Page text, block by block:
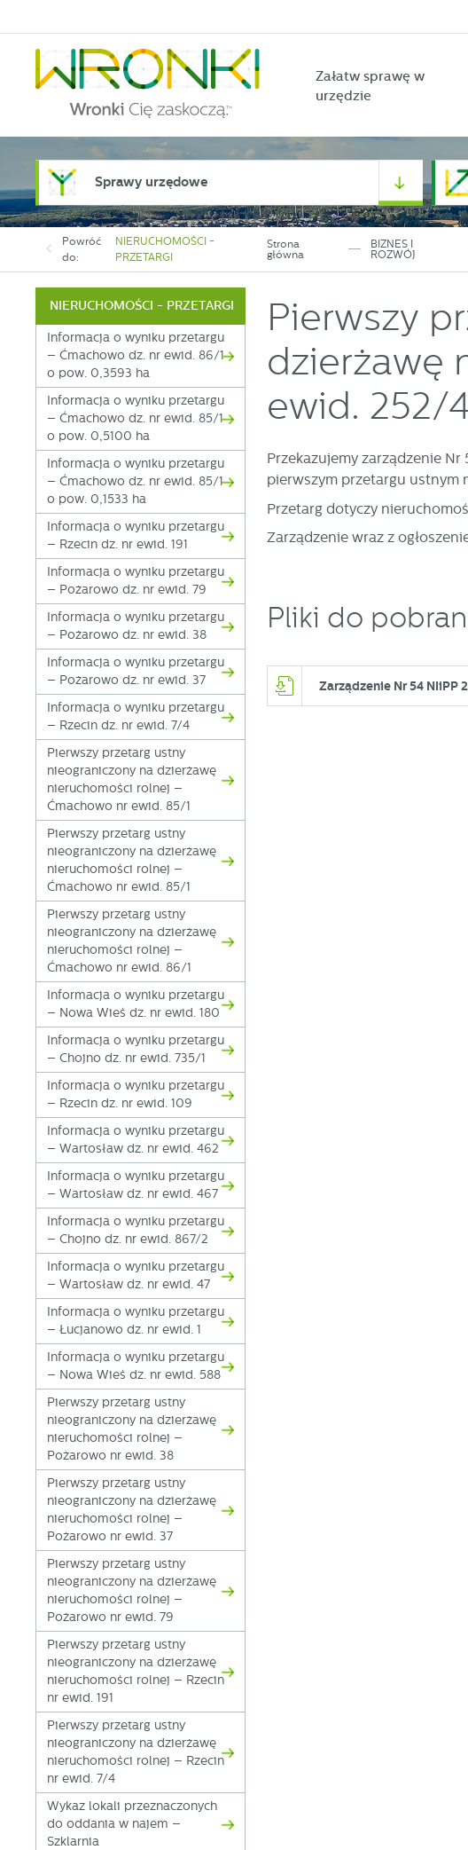
Załatw sprawę w
urzędzie
Sprawy urzędowe
Powróć
do:
NIERUCHOMOŚCI -
PRZETARGI
Strona
główna
BIZNES I
ROZWÓJ
NIERUCHOMOŚCI - PRZETARGI
Informacja o wyniku przetargu
– Ćmachowo dz. nr ewid. 86/1
o pow. 0,3593 ha
Informacja o wyniku przetargu
– Ćmachowo dz. nr ewid. 85/1
o pow. 0,5100 ha
Informacja o wyniku przetargu
– Ćmachowo dz. nr ewid. 85/1
o pow. 0,1533 ha
Informacja o wyniku przetargu
– Rzecin dz. nr ewid. 191
Informacja o wyniku przetargu
– Pożarowo dz. nr ewid. 79
Informacja o wyniku przetargu
– Pożarowo dz. nr ewid. 38
Informacja o wyniku przetargu
– Pożarowo dz. nr ewid. 37
Informacja o wyniku przetargu
– Rzecin dz. nr ewid. 7/4
Pierwszy przetarg ustny
nieograniczony na dzierżawę
nieruchomości rolnej –
Ćmachowo nr ewid. 85/1
Pierwszy przetarg ustny
nieograniczony na dzierżawę
nieruchomości rolnej –
Ćmachowo nr ewid. 85/1
Pierwszy przetarg ustny
nieograniczony na dzierżawę
nieruchomości rolnej –
Ćmachowo nr ewid. 86/1
Informacja o wyniku przetargu
– Nowa Wieś dz. nr ewid. 180
Informacja o wyniku przetargu
– Chojno dz. nr ewid. 735/1
Informacja o wyniku przetargu
– Rzecin dz. nr ewid. 109
Informacja o wyniku przetargu
– Wartosław dz. nr ewid. 462
Informacja o wyniku przetargu
– Wartosław dz. nr ewid. 467
Informacja o wyniku przetargu
– Chojno dz. nr ewid. 867/2
Informacja o wyniku przetargu
– Wartosław dz. nr ewid. 47
Informacja o wyniku przetargu
– Łucjanowo dz. nr ewid. 1
Informacja o wyniku przetargu
– Nowa Wieś dz. nr ewid. 588
Pierwszy przetarg ustny
nieograniczony na dzierżawę
nieruchomości rolnej –
Pożarowo nr ewid. 38
Pierwszy przetarg ustny
nieograniczony na dzierżawę
nieruchomości rolnej –
Pożarowo nr ewid. 37
Pierwszy przetarg ustny
nieograniczony na dzierżawę
nieruchomości rolnej –
Pożarowo nr ewid. 79
Pierwszy przetarg ustny
nieograniczony na dzierżawę
nieruchomości rolnej – Rzecin
nr ewid. 191
Pierwszy przetarg ustny
nieograniczony na dzierżawę
nieruchomości rolnej – Rzecin
nr ewid. 7/4
Wykaz lokali przeznaczonych
do oddania w najem –
Szklarnia
Pierwszy
dzierżawę
ewid. 252/4
Przekazujemy zarządzenie
pierwszym przetargu ustnym
Przetarg dotyczy
Zarządzenie wraz z
Pliki do
Zarządzenie Nr 54 NIiPP